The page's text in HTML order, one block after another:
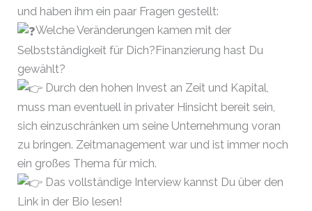
und haben ihm ein paar Fragen gestellt:
Welche Veränderungen kamen mit der
Selbstständigkeit für Dich?Finanzierung hast Du
gewählt?
Durch den hohen Invest an Zeit und Kapital,
muss man eventuell in privater Hinsicht bereit sein,
sich einzuschränken um seine Unternehmung voran
zu bringen. Zeitmanagement war und ist immer noch
ein großes Thema für mich.
Das vollständige Interview kannst Du über den
Link in der Bio lesen!